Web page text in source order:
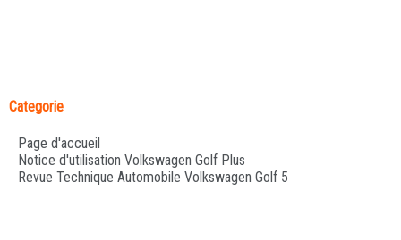
Categorie
Page d'accueil
Notice d'utilisation Volkswagen Golf Plus
Revue Technique Automobile Volkswagen Golf 5